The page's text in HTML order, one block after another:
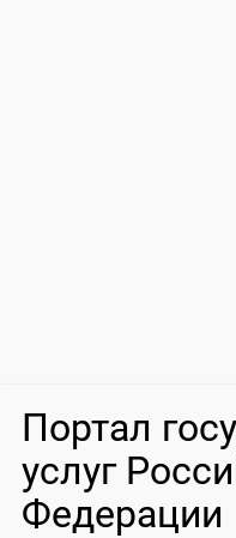
Портал
услуг
Федерации